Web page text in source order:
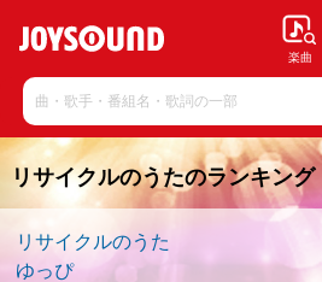
楽曲
リサイクルのうたのランキング
リサイクルのうた
ゆっぴ